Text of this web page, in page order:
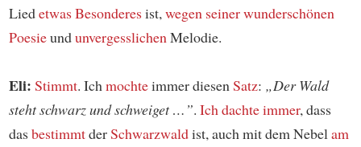
Liedetwas Besonderesist,wegen seiner wunderschönen
PoesieundunvergesslichenMelodie.
Eli: Stimmt. Ichmochteimmer diesenSatz: „Der Wald
steht schwarz und schweiget …”. Ich dachte immer, dass
dasbestimmtderSchwarzwaldist, auch mit dem Nebelam